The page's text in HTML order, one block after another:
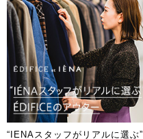
“IENAスタッフがリアルに選ぶ”